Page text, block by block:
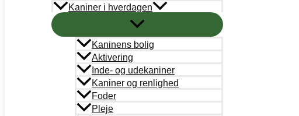
Kaniner i hverdagen
Kaninens bolig
Aktivering
Inde- og udekaniner
Kaniner og renlighed
Foder
Pleje
AkutTeam
akutteam@kaninvaernet.dk
NYTTIGE LINKS
Vores arbejde
Bestyrelse